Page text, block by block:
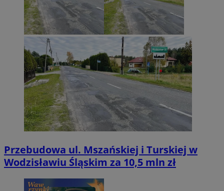
Przebudowa ul. Mszańskiej i Turskiej w
Wodzisławiu Śląskim za 10,5 mln zł